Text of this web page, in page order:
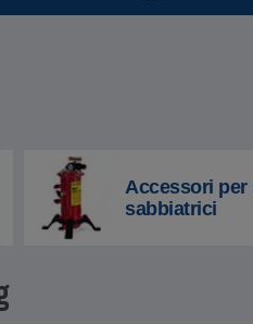
Accessori per
sabbiatrici